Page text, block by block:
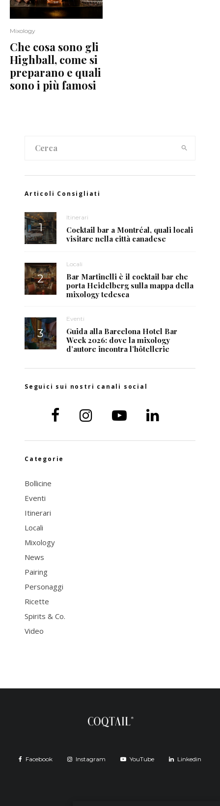
Mixology
Che cosa sono gli
Highball, come si
preparano e quali
sono i più famosi
Articoli Consigliati
Itinerari
Cocktail bar a Montréal, quali locali
visitare nella città canadese
Locali
Bar Martinelli è il cocktail bar che
porta Heidelberg sulla mappa della
mixology tedesca
Eventi
Guida alla Barcelona Hotel Bar
Week 2026: dove la mixology
d’autore incontra l’hôtellerie
Seguici sui nostri canali social
Categorie
Bollicine
Eventi
Itinerari
Locali
Mixology
News
Pairing
Personaggi
Ricette
Spirits & Co.
Video
Facebook Instagram YouTube Linkedin